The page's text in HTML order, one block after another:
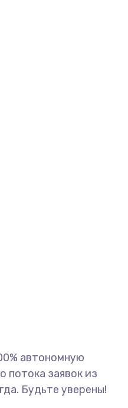
автономную
потока заявок из
Будьте уверены!